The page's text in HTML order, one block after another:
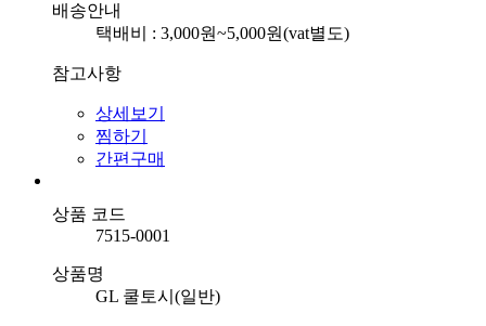
배송안내
택배비 : 3,000원~5,000원(vat별도)
참고사항
상세보기
찜하기
간편구매
상품 코드
7515-0001
상품명
GL 쿨토시(일반)